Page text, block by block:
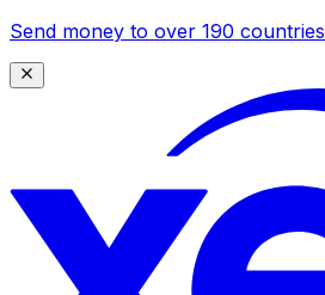
Send money to over 190